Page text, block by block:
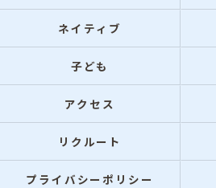
ネイティブ
子ども
アクセス
リクルート
プライバシーポリシー